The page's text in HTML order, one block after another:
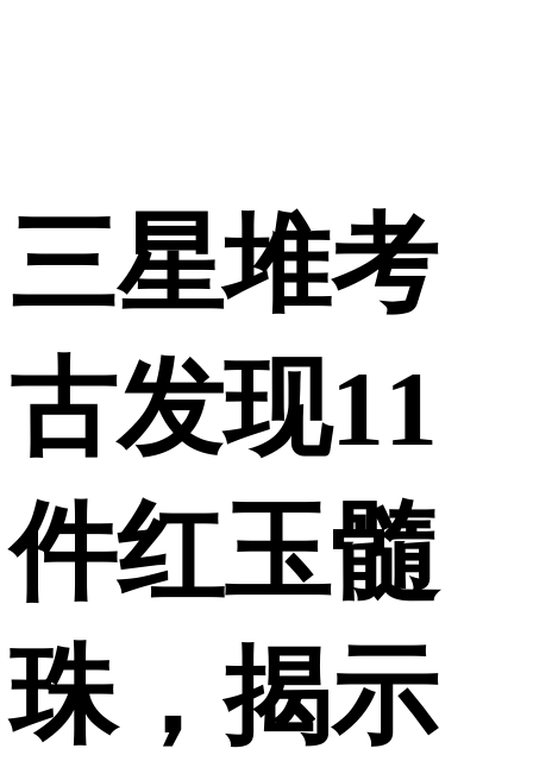
三星堆考
古发现11
件红玉髓
珠，揭示